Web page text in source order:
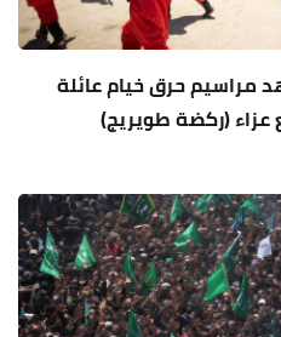
مراسيم حرق خيام عائلة
عزاء (ركضة طويريج)